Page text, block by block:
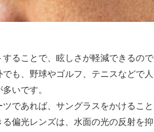
ることで、眩しさが軽減できるの
も、野球やゴルフ、テニスなどで
いです。
であれば、サングラスをかけるこ
偏光レンズは、水面の光の反射を